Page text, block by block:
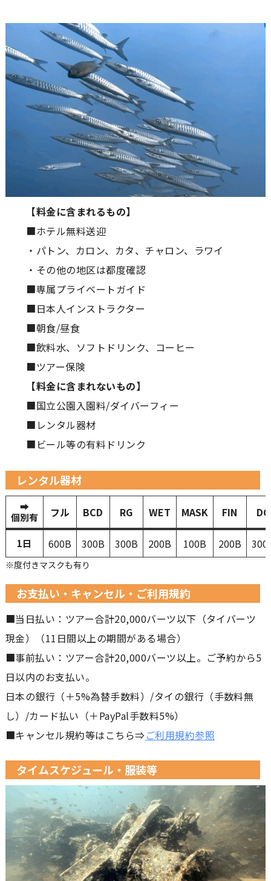
【料金に含まれるもの】
■ホテル無料送迎
・パトン、カロン、カタ、チャロン、ラワイ
・その他の地区は都度確認
■専属プライベートガイド
■日本人インストラクター
■朝食/昼食
■飲料水、ソフトドリンク、コーヒー
■ツアー保険
【料金に含まれないもの】
■国立公園入園料/ダイバーフィー
■レンタル器材
■ビール等の有料ドリンク
レンタル器材
➡
個別有
フル BCD RG WET MASK FIN DC
1日 600B 300B 300B 200B 100B 200B
※度付きマスクも有り
お支払い・キャンセル・ご利用規約
■当日払い：ツアー合計20,000バーツ以下（タイバーツ
現金）（11日間以上の期間がある場合）
■事前払い：ツアー合計20,000バーツ以上。ご予約から5
日以内のお支払い。
日本の銀行（＋5%為替手数料）/タイの銀行（手数料無
し）/カード払い（＋PayPal手数料5%）
■キャンセル規約等はこちら⇒ご利用規約参照
タイムスケジュール・服装等